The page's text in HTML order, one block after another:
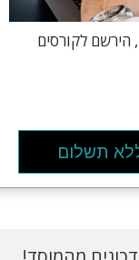
לקורסים
ללא תשלום